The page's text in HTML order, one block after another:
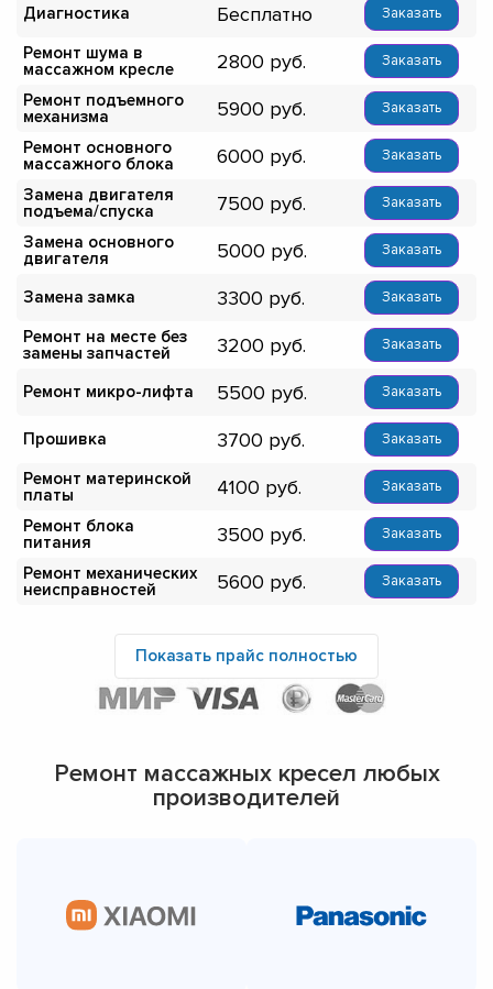
Диагностика Бесплатно Заказать
Ремонт шума в
массажном кресле
2800 Заказать
Ремонт подъемного
механизма
5900 Заказать
Ремонт основного
массажного блока
6000 Заказать
Замена двигателя
подъема/спуска
7500 Заказать
Замена основного
двигателя
5000 Заказать
Замена замка 3300 Заказать
Ремонт на месте без
замены запчастей
3200 Заказать
Ремонт микро-лифта 5500 Заказать
Прошивка 3700 Заказать
Ремонт материнской
платы
4100 Заказать
Ремонт блока
питания
3500 Заказать
Ремонт механических
неисправностей
5600 Заказать
Показать прайс полностью
Ремонт массажных кресел любых
производителей